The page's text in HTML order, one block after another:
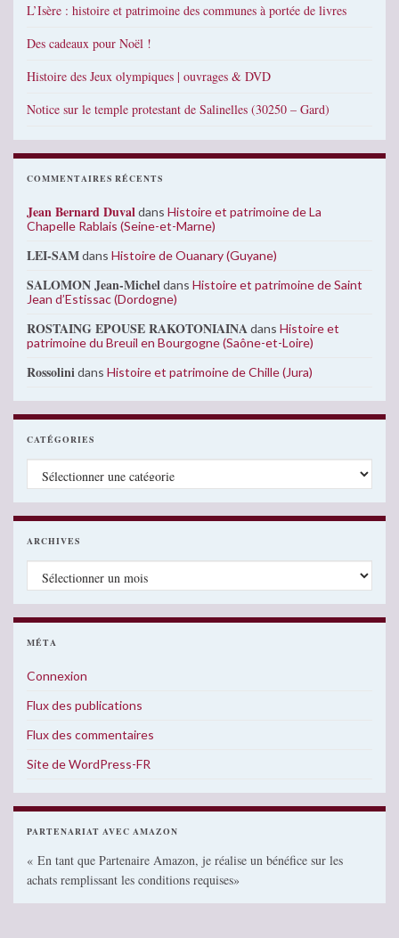
L’Isère : histoire et patrimoine des communes à portée de livres
Des cadeaux pour Noël !
Histoire des Jeux olympiques | ouvrages & DVD
Notice sur le temple protestant de Salinelles (30250 – Gard)
COMMENTAIRES RÉCENTS
Jean Bernard Duvaldans Histoire et patrimoine de La
Chapelle Rablais (Seine-et-Marne)
LEI-SAMdans Histoire de Ouanary (Guyane)
SALOMON Jean-Micheldans Histoire et patrimoine de Saint
Jean d’Estissac (Dordogne)
ROSTAING EPOUSE RAKOTONIAINAdans Histoire et
patrimoine du Breuil en Bourgogne (Saône-et-Loire)
Rossolinidans Histoire et patrimoine de Chille (Jura)
CATÉGORIES
Catégories
ARCHIVES
Archives
MÉTA
Connexion
Flux des publications
Flux des commentaires
Site de WordPress-FR
PARTENARIAT AVEC AMAZON
« En tant que Partenaire Amazon, je réalise un bénéfice sur les
achats remplissant les conditions requises»